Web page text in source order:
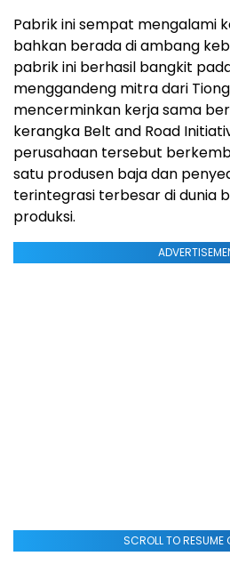
Pabrik ini sempat mengalami
bahkan berada di ambang
pabrik ini berhasil bangkit
menggandeng mitra dari
mencerminkan kerja sama
kerangka Belt and Road
perusahaan tersebut
satu produsen baja dan
terintegrasi terbesar di dunia
produksi.
SCROLL TO RESUME